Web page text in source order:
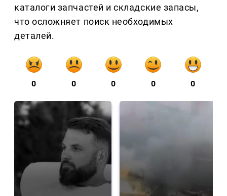
каталоги запчастей и складские запасы,
что осложняет поиск необходимых
деталей.
0 0 0 0 0